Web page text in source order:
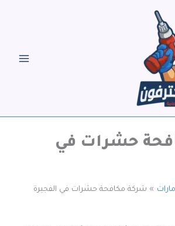
حشرات في
شركة مكافحة حشرات في الفجيرة